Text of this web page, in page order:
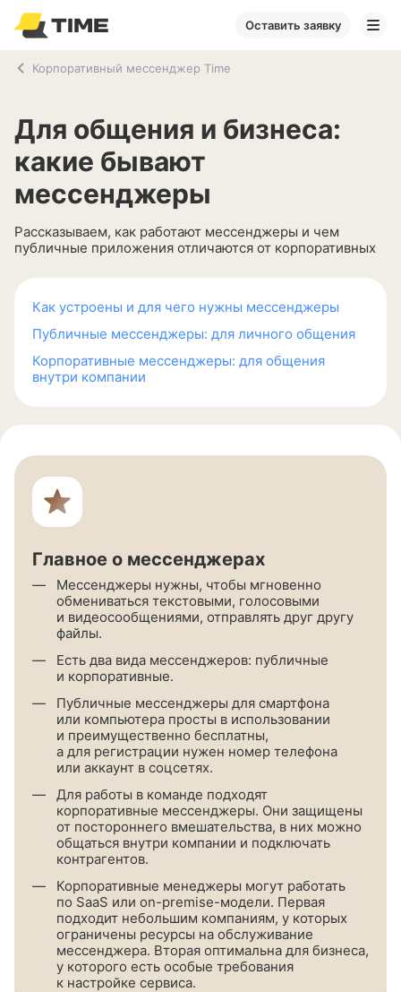
Оставить заявку
Корпоративный мессенджер Time
Для общения и бизнеса:
какие бывают
мессенджеры
Рассказываем, как работают мессенджеры и чем
публичные приложения отличаются от корпоративных
Как устроены и для чего нужны мессенджеры
Публичные мессенджеры: для личного общения
Корпоративные мессенджеры: для общения
внутри компании
Главное о мессенджерах
Мессенджеры нужны, чтобы мгновенно
обмениваться текстовыми, голосовыми
и видеосообщениями, отправлять друг другу
файлы.
Есть два вида мессенджеров: публичные
и корпоративные.
Публичные мессенджеры для смартфона
или компьютера просты в использовании
и преимущественно бесплатны,
а для регистрации нужен номер телефона
или аккаунт в соцсетях.
Для работы в команде подходят
корпоративные мессенджеры. Они защищены
от постороннего вмешательства, в них можно
общаться внутри компании и подключать
контрагентов.
Корпоративные менеджеры могут работать
по SaaS или on-premise-модели. Первая
подходит небольшим компаниям, у которых
ограничены ресурсы на обслуживание
мессенджера. Вторая оптимальна для бизнеса,
у которого есть особые требования
к настройке сервиса.